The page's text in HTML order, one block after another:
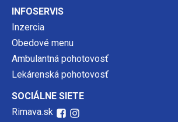
INFOSERVIS
Inzercia
Obedové menu
Ambulantná pohotovosť
Lekárenská pohotovosť
SOCIÁLNE SIETE
Rimava.sk